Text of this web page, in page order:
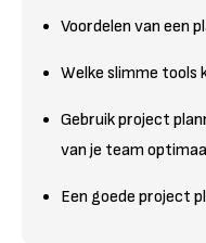
Voordelen van een
Welke slimme tools
Gebruik project
van je team
Een goede project